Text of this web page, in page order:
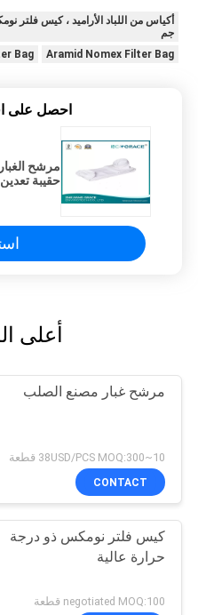
جم
Aramid Nomex Filter Bag
Bag
احصل على
حقيبة تعدين
أعلى
مرشح غبار مصنع الصلب
10~38USD/PCS MOQ:300 قطعة
CONTACT
كيس فلتر نومكس ذو درجة
حرارة عالية
negotiated MOQ:100 قطعة